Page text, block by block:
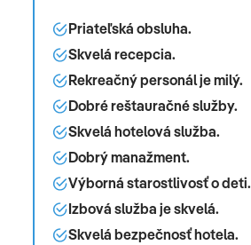
Priateľská obsluha.
Skvelá recepcia.
Rekreačný personál je milý.
Dobré reštauračné služby.
Skvelá hotelová služba.
Dobrý manažment.
Výborná starostlivosť o deti.
Izbová služba je skvelá.
Skvelá bezpečnosť hotela.